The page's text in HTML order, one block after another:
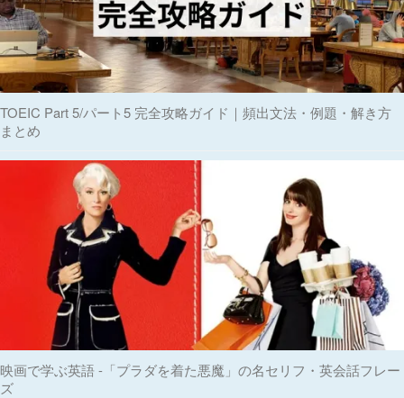
TOEIC Part 5/パート5 完全攻略ガイド｜頻出文法・例題・解き方
まとめ
映画で学ぶ英語 -「プラダを着た悪魔」の名セリフ・英会話フレー
ズ